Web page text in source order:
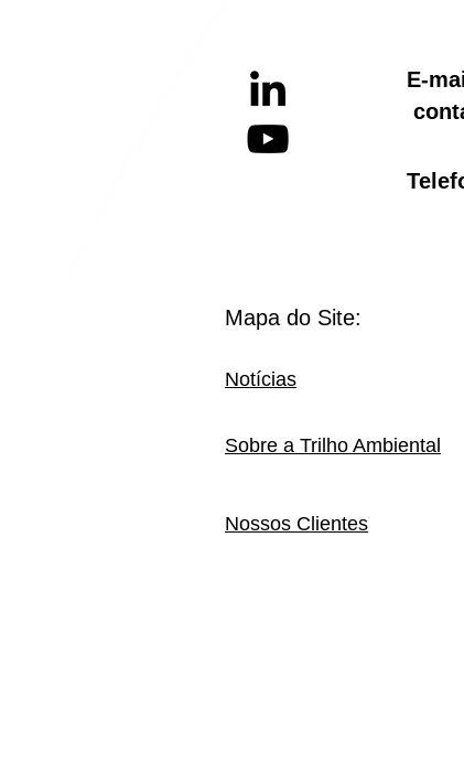
E-
Sobre a Trilho Ambiental
Notícias
Nossos Clientes
Mapa do Site: